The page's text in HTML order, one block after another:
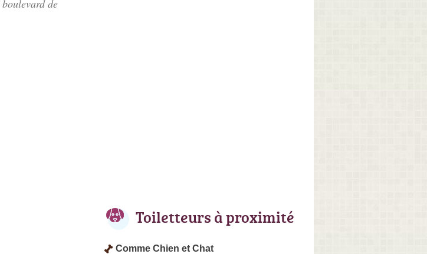
boulevard de
Toiletteurs à proximité
Comme Chien et Chat